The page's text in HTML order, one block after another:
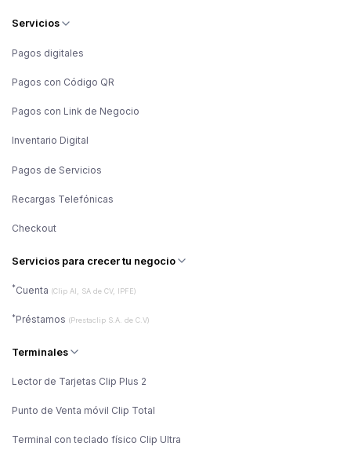
Terminales
Lector de Tarjetas Clip Plus 2
Punto de Venta móvil Clip Total
Terminal con teclado físico Clip Ultra
Servicios
Pagos digitales
Pagos con Código QR
Pagos con Link de Negocio
Inventario Digital
Pagos de Servicios
Recargas Telefónicas
Checkout
Servicios para crecer tu negocio
*Cuenta (Clip AI, SA de CV, IPFE)
*Préstamos (Prestaclip S.A. de C.V)